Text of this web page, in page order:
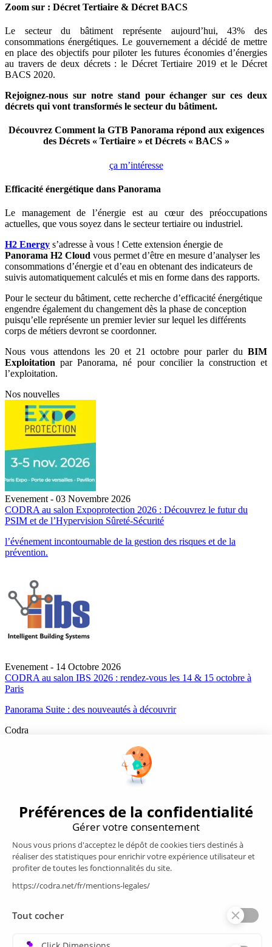
Zoom sur : Décret Tertiaire & Décret BACS
Le secteur du bâtiment représente aujourd’hui, 43% des
consommations énergétiques. Le gouvernement a décidé de mettre
en place des objectifs pour piloter les futures économies d’énergies
au travers de deux décrets : le Décret Tertiaire 2019 et le Décret
BACS 2020.
Rejoignez-nous sur notre stand pour échanger sur ces deux
décrets qui vont transformés le secteur du bâtiment.
Découvrez Comment la GTB Panorama répond aux exigences
des Décrets « Tertiaire » et Décrets « BACS »
ça m’intéresse
Efficacité énergétique dans Panorama
Le management de l’énergie est au cœur des préoccupations
actuelles, que vous soyez dans le secteur tertiaire ou industriel.
H2 Energy s’adresse à vous ! Cette extension énergie de
Panorama H2 Cloud vous permet d’être en mesure d’analyser les
consommations d’énergie et d’eau en obtenant des indicateurs de
suivis automatiquement calculés et mis en forme dans des rapports.
Pour le secteur du bâtiment, cette recherche d’efficacité énergétique
engendre également du changement dès la phase de conception
puisqu’elle représente un premier levier sur lequel les différents
corps de métiers devront se coordonner.
Nous vous attendons les 20 et 21 octobre pour parler du BIM
Exploitation par Panorama, né pour concilier la construction et
l’exploitation.
Nos nouvelles
Evenement - 03 Novembre 2026
CODRA au salon Expoprotection 2026 : Découvrez le futur du
PSIM et de l’Hypervision Sûreté-Sécurité
l’événement incontournable de la gestion des risques et de la
prévention.
Evenement - 14 Octobre 2026
CODRA au salon IBS 2026 : rendez-vous les 14 & 15 octobre à
Paris
Panorama Suite : des nouveautés à découvrir
Codra
Éditeur des logiciels Panorama Suite et COOX Origin, CODRA est
également un acteur reconnu dans le secteur de l'ingénierie logicielle
Supervision/SCADA
Suivi énergie
MES
Formations